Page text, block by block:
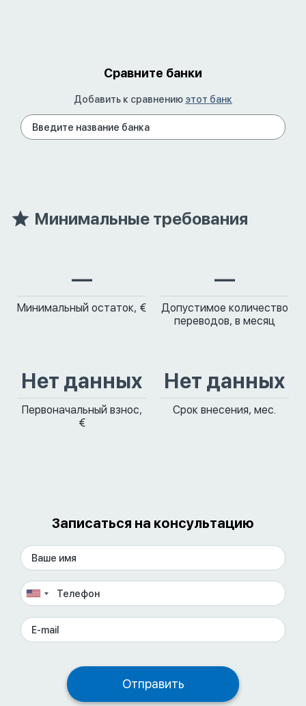
Сравните банки
Добавить к сравнению этот банк
Минимальные требования
—
Минимальный остаток, €
—
Допустимое количество
переводов, в месяц
Нет данных
Первоначальный взнос,
€
Нет данных
Срок внесения, мес.
Записаться на консультацию